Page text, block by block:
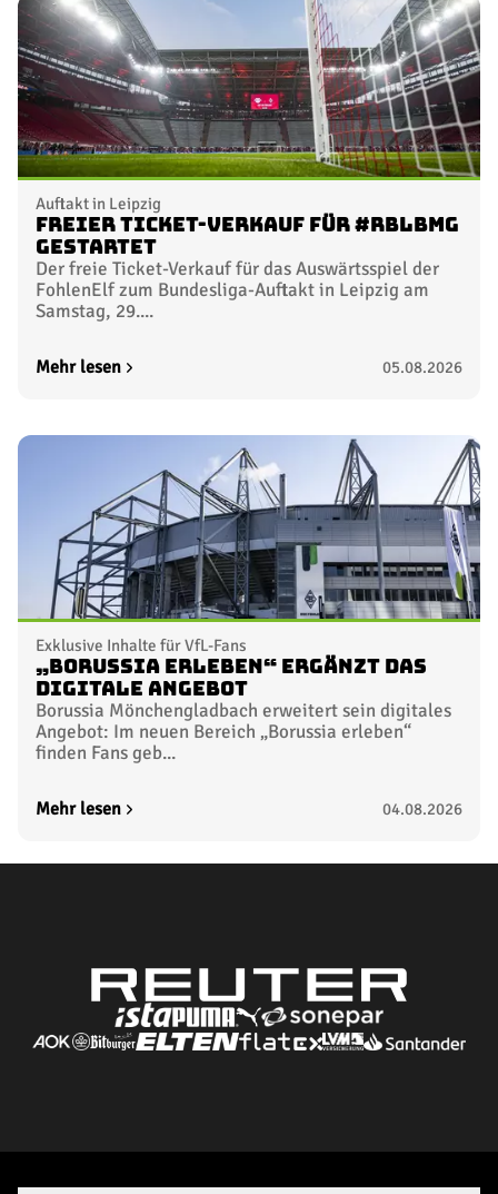
Auftakt in Leipzig
Freier Ticket-Verkauf für #RBLBMG
gestartet
Der freie Ticket-Verkauf für das Auswärtsspiel der
FohlenElf zum Bundesliga-Auftakt in Leipzig am
Samstag, 29....
Mehr lesen 05.08.2026
Exklusive Inhalte für VfL-Fans
„Borussia erleben“ ergänzt das
digitale Angebot
Borussia Mönchengladbach erweitert sein digitales
Angebot: Im neuen Bereich „Borussia erleben“
finden Fans geb...
Mehr lesen 04.08.2026